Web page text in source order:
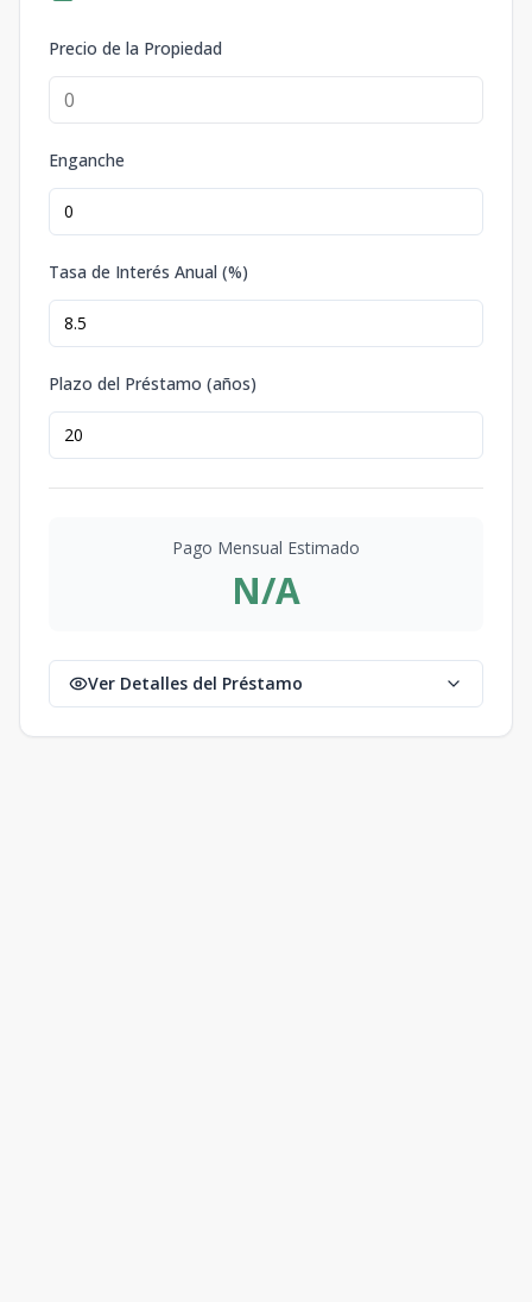
Precio de la Propiedad
Enganche
Tasa de Interés Anual (%)
Plazo del Préstamo (años)
Pago Mensual Estimado
N/A
Ver Detalles del Préstamo